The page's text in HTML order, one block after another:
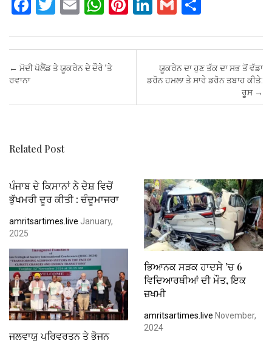
F
ce
b
o
T
tt
er
E
ail
W
at
s
p
Pi
er
Li
ke
dI
n
G
ail ar
e
Post navigation
← ਮੋਦੀ ਪੋਲੈਂਡ ਤੇ ਯੂਕਰੇਨ ਦੇ ਦੌਰੇ ’ਤੇ
ਰਵਾਨਾ
ਯੂਕਰੇਨ ਦਾ ਹੁਣ ਤੱਕ ਦਾ ਸਭ ਤੋਂ ਵੱਡਾ
ਡਰੋਨ ਹਮਲਾ ਤੇ ਸਾਰੇ ਡਰੋਨ ਤਬਾਹ ਕੀਤੇ:
ਰੂਸ →
Related Post
ਪੰਜਾਬ ਦੇ ਕਿਸਾਨਾਂ ਨੇ ਦੇਸ਼ ਵਿਚੋਂ
ਭੁੱਖਮਰੀ ਦੂਰ ਕੀਤੀ : ਚੰਦੂਮਾਜਰਾ
amritsartimes.live January,
2025
ਭਿਆਨਕ ਸੜਕ ਹਾਦਸੇ ’ਚ 6
ਵਿਦਿਆਰਥੀਆਂ ਦੀ ਮੌਤ, ਇਕ
ਜ਼ਖਮੀ
amritsartimes.live November,
2024
ਜਲਵਾਯੂ ਪਰਿਵਰਤਨ ਤੇ ਭੋਜਨ